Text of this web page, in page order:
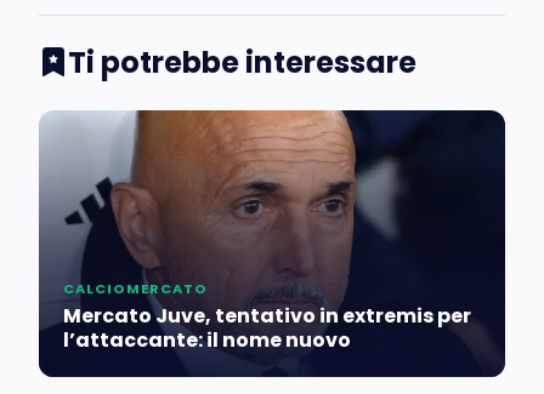
Ti potrebbe interessare
CALCIOMERCATO
Mercato Juve, tentativo in extremis per
l’attaccante: il nome nuovo